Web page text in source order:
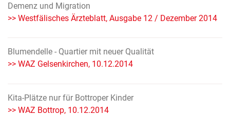
Demenz und Migration
>> Westfälisches Ärzteblatt, Ausgabe 12 / Dezember 2014
Blumendelle - Quartier mit neuer Qualität
>> WAZ Gelsenkirchen, 10.12.2014
Kita-Plätze nur für Bottroper Kinder
>> WAZ Bottrop, 10.12.2014